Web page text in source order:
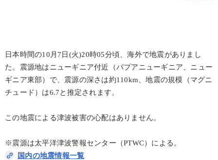
日本時間の10月7日(火)20時05分頃、海外で地震がありまし
た。震源地はニューギニア付近（パプアニューギニア、ニュー
ギニア東部）で、震源の深さは約110km、地震の規模（マグニ
チュード）は6.7と推定されます。
この地震による津波被害の心配はありません。
※震源は太平洋津波警報センター（PTWC）による。
国内の地震情報一覧